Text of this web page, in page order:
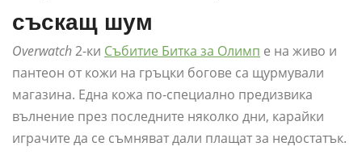
съскащ шум
Overwatch2-ки Събитие Битка за Олимп е на живо и
пантеон от кожи на гръцки богове са щурмували
магазина. Една кожа по-специално предизвика
вълнение през последните няколко дни, карайки
играчите да се съмняват дали плащат за недостатък.